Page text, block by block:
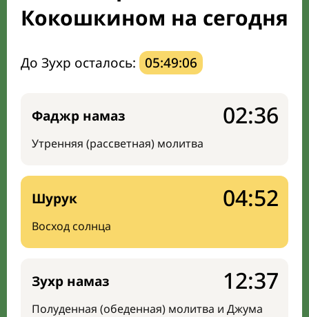
Кокошкином на сегодня
До Зухр осталось: 05:49:05
Фаджр намаз
Утренняя (рассветная) молитва
02:36
Шурук
Восход солнца
04:52
Зухр намаз
Полуденная (обеденная) молитва и Джума
12:37